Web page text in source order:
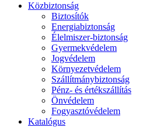
Közbiztonság
Biztosítók
Energiabiztonság
Élelmiszer-biztonság
Gyermekvédelem
Jogvédelem
Környezetvédelem
Szállítmánybiztonság
Pénz- és értékszállítás
Önvédelem
Fogyasztóvédelem
Katalógus